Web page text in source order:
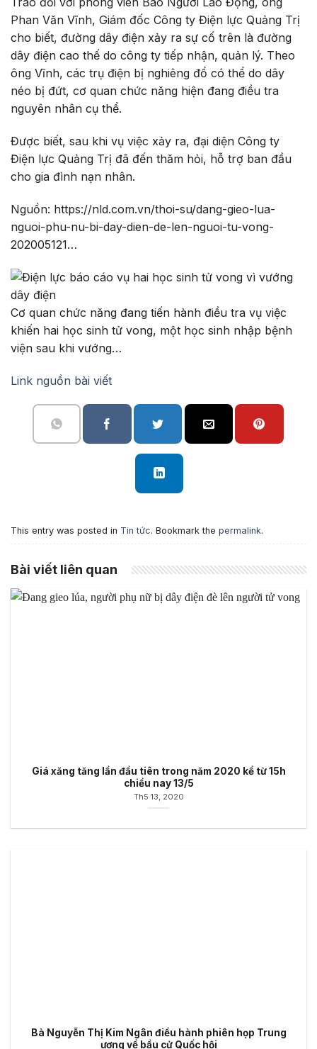
Phan Văn Vĩnh, Giám đốc Công ty Điện lực Quảng Trị
cho biết, đường dây điện xảy ra sự cố trên là đường
dây điện cao thế do công ty tiếp nhận, quản lý. Theo
ông Vĩnh, các trụ điện bị nghiêng đổ có thể do dây
néo bị đứt, cơ quan chức năng hiện đang điều tra
nguyên nhân cụ thể.
Được biết, sau khi vụ việc xảy ra, đại diện Công ty
Điện lực Quảng Trị đã đến thăm hỏi, hỗ trợ ban đầu
cho gia đình nạn nhân.
Nguồn: https://nld.com.vn/thoi-su/dang-gieo-lua-
nguoi-phu-nu-bi-day-dien-de-len-nguoi-tu-vong-
202005121…
Cơ quan chức năng đang tiến hành điều tra vụ việc
khiến hai học sinh tử vong, một học sinh nhập bệnh
viện sau khi vướng…
Link nguồn bài viết
This entry was posted in Tin tức. Bookmark the permalink.
Bài viết liên quan
Giá xăng tăng lần đầu tiên trong năm 2020 kể từ 15h
chiều nay 13/5
Th5 13, 2020
Bà Nguyễn Thị Kim Ngân điều hành phiên họp Trung
ương về bầu cử Quốc hội